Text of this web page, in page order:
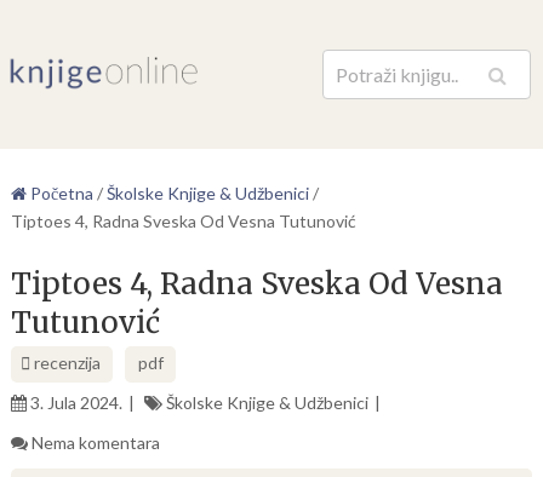
Pretraga
Početna /Školske Knjige & Udžbenici/
Tiptoes 4, Radna Sveska Od Vesna Tutunović
Tiptoes 4, Radna Sveska Od Vesna
Tutunović
recenzija
pdf
3. Jula 2024.
Školske Knjige & Udžbenici
Nema komentara